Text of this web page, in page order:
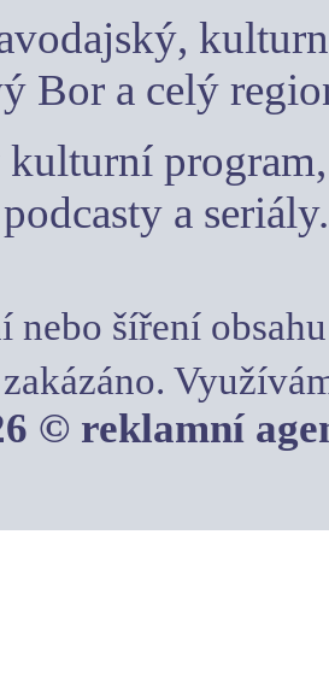
Bor a celý
kulturní
a seriály.
nebo šíření
© reklamní